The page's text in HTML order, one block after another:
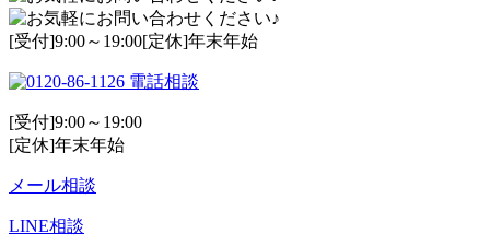
[受付]9:00～19:00[定休]年末年始
電話相談
[受付]9:00～19:00
[定休]年末年始
メール相談
LINE相談